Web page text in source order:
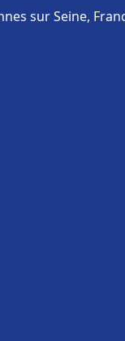
sur Seine,